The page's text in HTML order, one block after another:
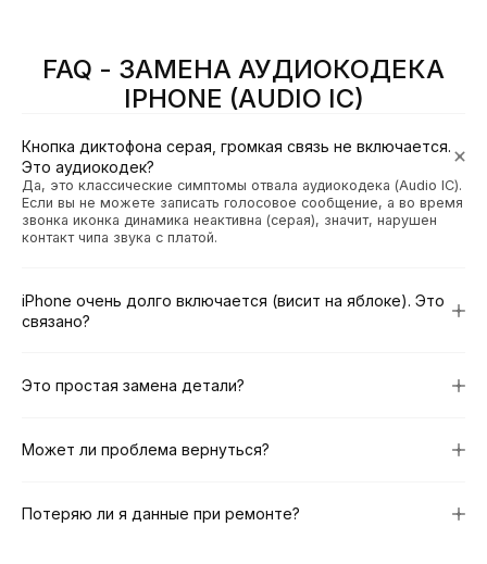
FAQ - ЗАМЕНА АУДИОКОДЕКА
IPHONE (AUDIO IC)
Кнопка диктофона серая, громкая связь не включается.
Это аудиокодек?
Да, это классические симптомы отвала аудиокодека (Audio IC).
Если вы не можете записать голосовое сообщение, а во время
звонка иконка динамика неактивна (серая), значит, нарушен
контакт чипа звука с платой.
iPhone очень долго включается (висит на яблоке). Это
связано?
Это простая замена детали?
Может ли проблема вернуться?
Потеряю ли я данные при ремонте?